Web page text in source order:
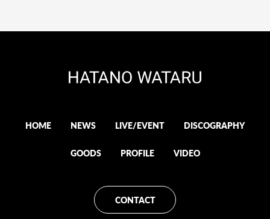
HOME NEWS LIVE/EVENT DISCOGRAPHY
GOODS PROFILE VIDEO
CONTACT